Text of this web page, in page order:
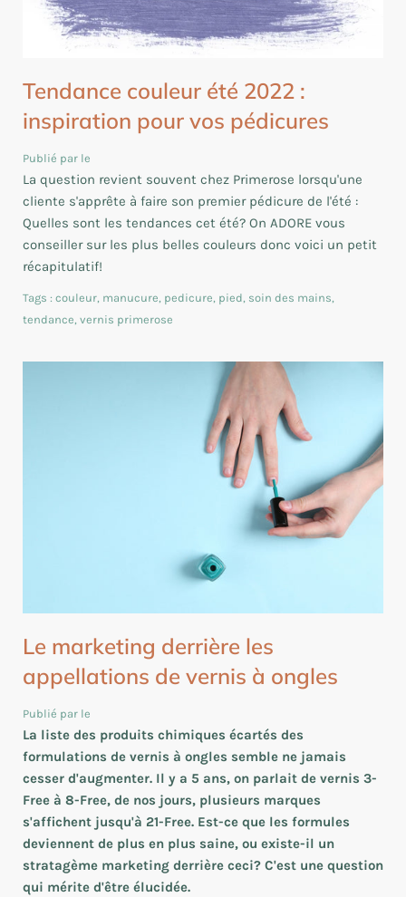
Tendance couleur été 2022 :
inspiration pour vos pédicures
Publié par le
La question revient souvent chez Primerose lorsqu'une
cliente s'apprête à faire son premier pédicure de l'été :
Quelles sont les tendances cet été? On ADORE vous
conseiller sur les plus belles couleurs donc voici un petit
récapitulatif!
Tags : couleur manucure pedicure pied soin des mains
tendance vernis primerose
Le marketing derrière les
appellations de vernis à ongles
Publié par le
La liste des produits chimiques écartés des
formulations de vernis à ongles semble ne jamais
cesser d'augmenter. Il y a 5 ans, on parlait de vernis 3-
Free à 8-Free, de nos jours, plusieurs marques
s'affichent jusqu'à 21-Free. Est-ce que les formules
deviennent de plus en plus saine, ou existe-il un
stratagème marketing derrière ceci? C'est une question
qui mérite d'être élucidée.